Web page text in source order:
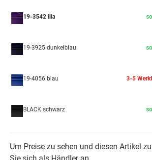
19-3542 lila
19-3925 dunkelblau
19-4056 blau 3-5
BLACK schwarz
Um Preise zu sehen und diesen Artikel